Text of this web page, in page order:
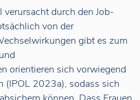
durch den Job-
von der
gibt es zum
orientieren sich vorwiegend
(IPOL 2023a), sodass sich